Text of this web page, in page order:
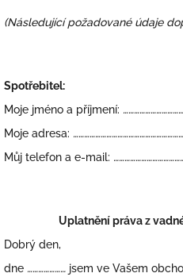
(Následující požadované údaje
Spotřebitel:
Moje jméno a příjmení:
Moje adresa:
Můj telefon a e-mail:
Uplatnění práva z
Dobrý den,
dne ………………… jsem ve Vašem